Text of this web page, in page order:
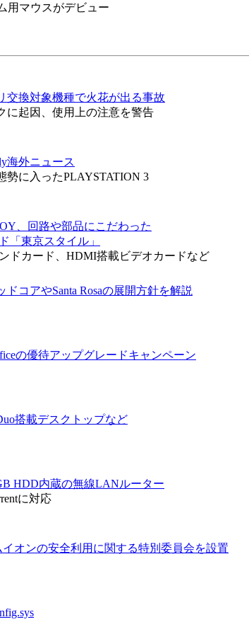
用マウスがデビュー
交換対象機種で火花が出る事故
に起因、使用上の注意を警告
海外ニュース
勢に入ったPLAYSTATION 3
、回路や部品にこだわった
「東京スタイル」
ドカード、HDMI搭載ビデオカードなど
ドコアやSanta Rosaの展開方針を解説
の優待アップグレードキャンペーン
搭載デスクトップなど
HDD内蔵の無線LANルーター
に対応
オンの安全利用に関する特別委員会を設置